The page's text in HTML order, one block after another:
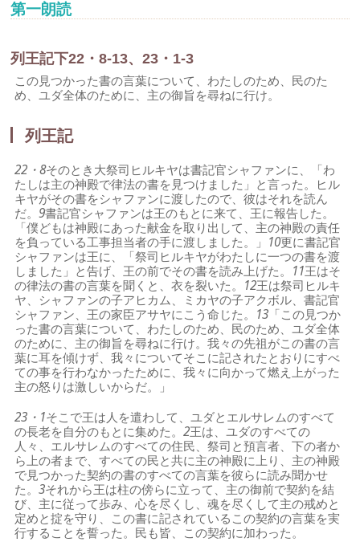
第一朗読
列王記下22・8-13、23・1-3
この見つかった書の言葉について、わたしのため、民のた
め、ユダ全体のために、主の御旨を尋ねに行け。
列王記
22・8そのとき大祭司ヒルキヤは書記官シャファンに、「わ
たしは主の神殿で律法の書を見つけました」と言った。ヒル
キヤがその書をシャファンに渡したので、彼はそれを読ん
だ。9書記官シャファンは王のもとに来て、王に報告した。
「僕どもは神殿にあった献金を取り出して、主の神殿の責任
を負っている工事担当者の手に渡しました。」 10更に書記官
シャファンは王に、「祭司ヒルキヤがわたしに一つの書を渡
しました」と告げ、王の前でその書を読み上げた。 11王はそ
の律法の書の言葉を聞くと、衣を裂いた。 12王は祭司ヒルキ
ヤ、シャファンの子アヒカム、ミカヤの子アクボル、書記官
シャファン、王の家臣アサヤにこう命じた。 13 「この見つか
った書の言葉について、わたしのため、民のため、ユダ全体
のために、主の御旨を尋ねに行け。我々の先祖がこの書の言
葉に耳を傾けず、我々についてそこに記されたとおりにすべ
ての事を行わなかったために、我々に向かって燃え上がった
主の怒りは激しいからだ。」
23・1そこで王は人を遣わして、ユダとエルサレムのすべて
の長老を自分のもとに集めた。2王は、ユダのすべての
人々、エルサレムのすべての住民、祭司と預言者、下の者か
ら上の者まで、すべての民と共に主の神殿に上り、主の神殿
で見つかった契約の書のすべての言葉を彼らに読み聞かせ
た。3それから王は柱の傍らに立って、主の御前で契約を結
び、主に従って歩み、心を尽くし、魂を尽くして主の戒めと
定めと掟を守り、この書に記されているこの契約の言葉を実
行することを誓った。民も皆、この契約に加わった。